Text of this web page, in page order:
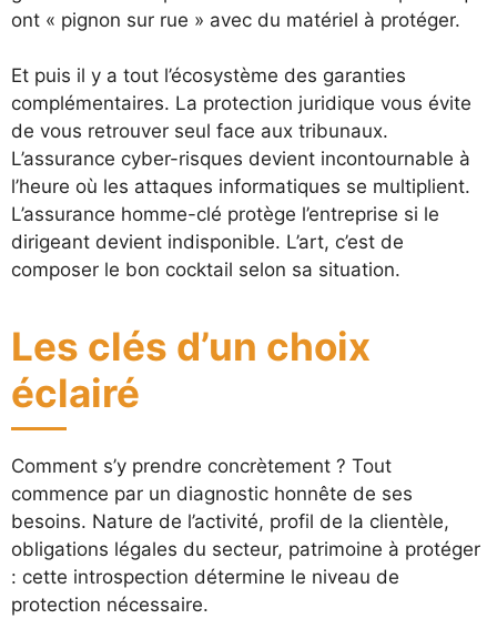
ont « pignon sur rue » avec du matériel à protéger.
Et puis il y a tout l’écosystème des garanties
complémentaires. La protection juridique vous évite
de vous retrouver seul face aux tribunaux.
L’assurance cyber-risques devient incontournable à
l’heure où les attaques informatiques se multiplient.
L’assurance homme-clé protège l’entreprise si le
dirigeant devient indisponible. L’art, c’est de
composer le bon cocktail selon sa situation.
Les clés d’un choix
éclairé
Comment s’y prendre concrètement ? Tout
commence par un diagnostic honnête de ses
besoins. Nature de l’activité, profil de la clientèle,
obligations légales du secteur, patrimoine à protéger
: cette introspection détermine le niveau de
protection nécessaire.